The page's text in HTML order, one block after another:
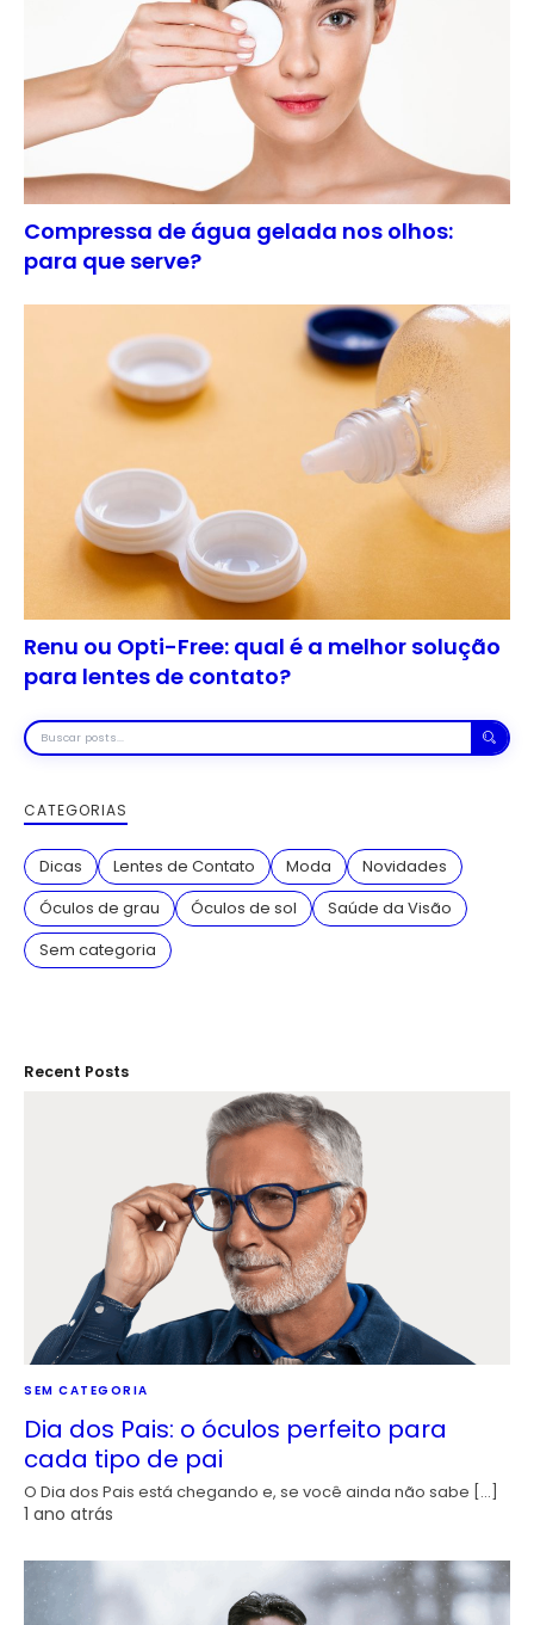
Compressa de água gelada nos olhos:
para que serve?
Renu ou Opti-Free: qual é a melhor solução
para lentes de contato?
Buscar
posts
CATEGORIAS
Dicas Lentes de Contato Moda
Novidades
Óculos de grau
Óculos de sol
Saúde da Visão
Sem categoria
Recent Posts
SEM CATEGORIA
Dia dos Pais: o óculos perfeito para
cada tipo de pai
O Dia dos Pais está chegando e, se você ainda não sabe […]
1 ano atrás